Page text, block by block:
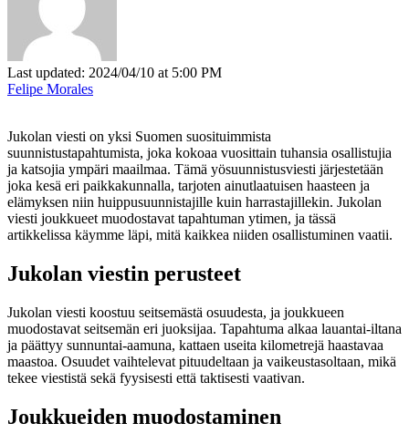
Last updated: 2024/04/10 at 5:00 PM
Felipe Morales
Jukolan viesti on yksi Suomen suosituimmista
suunnistustapahtumista, joka kokoaa vuosittain tuhansia osallistujia
ja katsojia ympäri maailmaa. Tämä yösuunnistusviesti järjestetään
joka kesä eri paikkakunnalla, tarjoten ainutlaatuisen haasteen ja
elämyksen niin huippusuunnistajille kuin harrastajillekin. Jukolan
viesti joukkueet muodostavat tapahtuman ytimen, ja tässä
artikkelissa käymme läpi, mitä kaikkea niiden osallistuminen vaatii.
Jukolan viestin perusteet
Jukolan viesti koostuu seitsemästä osuudesta, ja joukkueen
muodostavat seitsemän eri juoksijaa. Tapahtuma alkaa lauantai-iltana
ja päättyy sunnuntai-aamuna, kattaen useita kilometrejä haastavaa
maastoa. Osuudet vaihtelevat pituudeltaan ja vaikeustasoltaan, mikä
tekee viestistä sekä fyysisesti että taktisesti vaativan.
Joukkueiden muodostaminen